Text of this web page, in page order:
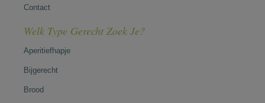
Contact
Welk Type Gerecht Zoek Je?
Aperitiefhapje
Bijgerecht
Brood